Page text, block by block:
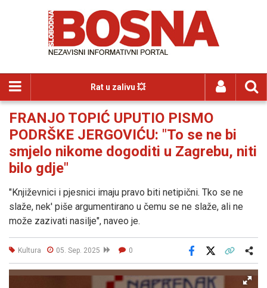
Rat u zalivu 💥
FRANJO TOPIĆ UPUTIO PISMO
PODRŠKE JERGOVIĆU: "To se ne bi
smjelo nikome dogoditi u Zagrebu, niti
bilo gdje"
"Književnici i pjesnici imaju pravo biti netipični. Tko se ne
slaže, nek' piše argumentirano u čemu se ne slaže, ali ne
može zazivati nasilje", naveo je.
Kultura 05. Sep. 2025 0
Facebook